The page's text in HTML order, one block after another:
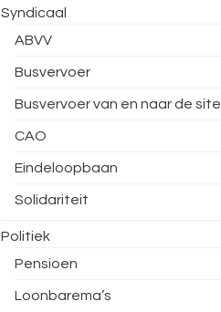
Syndicaal
ABVV
Busvervoer
Busvervoer van en naar de site
CAO
Eindeloopbaan
Solidariteit
Politiek
Pensioen
Loonbarema’s